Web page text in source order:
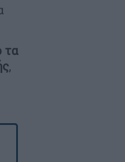
τα
,